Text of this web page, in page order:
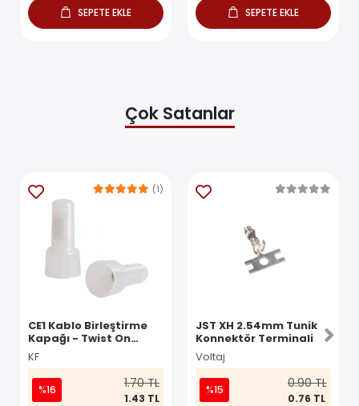
SEPETE EKLE SEPETE EKLE
Çok Satanlar
CE1 Kablo Birleştirme
Kapağı - Twist On
Konnektör
KF
(1)
%16 1.70 TL
1.43 TL
JST XH 2.54mm Tunik
Konnektör Terminali
Voltaj
%15 0.90 TL
0.76 TL